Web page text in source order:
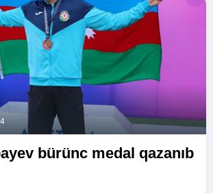
bürünc medal qazanıb